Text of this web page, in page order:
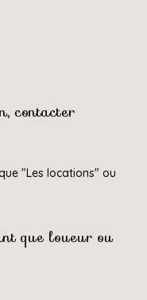
contacter
"Les locations" ou
que loueur ou